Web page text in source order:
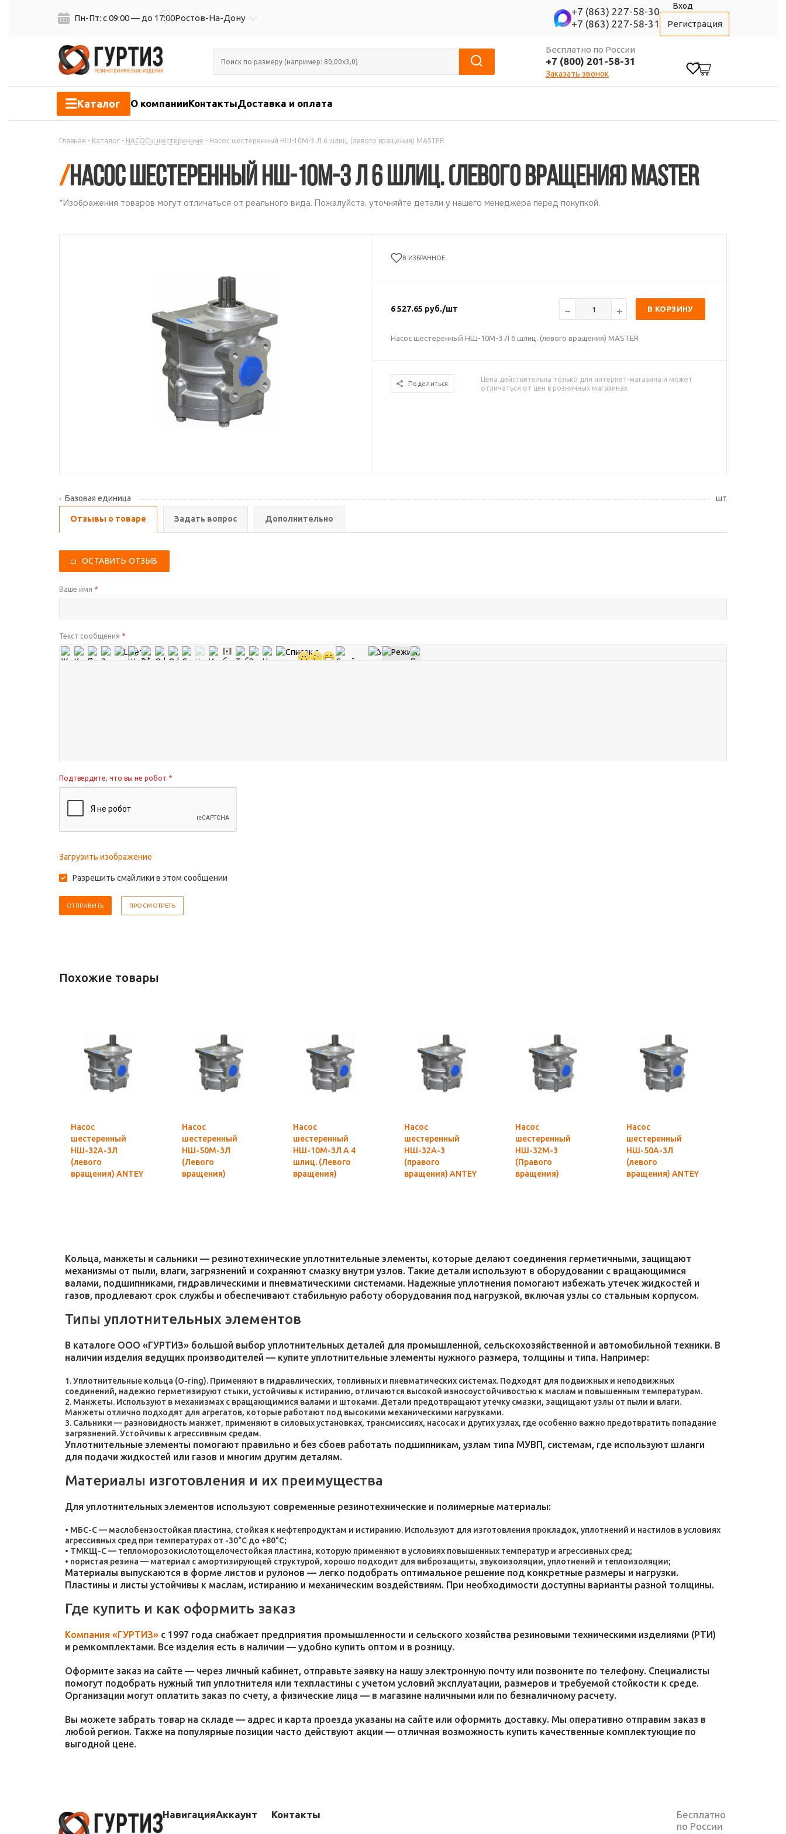
Пн-Пт: с 09:00 — до 17:00Ростов-На-Дону
+7 (863) 227-58-30
+7 (863) 227-58-31
Вход
Регистрация
Бесплатно по России
+7 (800) 201-58-31
Заказать звонок
Каталог О компанииКонтактыДоставка и оплата
Главная - Каталог - НАСОСЫ шестеренные - Насос шестеренный НШ-10М-3 Л 6 шлиц. (левого вращения) MASTER
/Насос шестеренный НШ-10М-3 Л 6 шлиц. (левого вращения) MASTER
*Изображения товаров могут отличаться от реального вида. Пожалуйста, уточняйте детали у нашего менеджера перед покупкой.
В ИЗБРАННОЕ
6 527.65 руб./шт В КОРЗИНУ
Насос шестеренный НШ-10М-3 Л 6 шлиц. (левого вращения) MASTER
Поделиться
Цена действительна только для интернет-магазина и может
отличаться от цен в розничных магазинах
Базовая единица шт
Отзывы о товаре Задать вопрос Дополнительно
ОСТАВИТЬ ОТЗЫВ
Ваше имя *
Текст сообщения *
Подтвердите, что вы не робот *
Загрузить изображение
Разрешить смайлики в этом сообщении
Похожие товары
Насос
шестеренный
НШ-32А-3Л
(левого
вращения) ANTEY
Насос
шестеренный
НШ-50М-3Л
(Левого
вращения)
Насос
шестеренный
НШ-10М-3Л А 4
шлиц. (Левого
вращения)
Насос
шестеренный
НШ-32А-3
(правого
вращения) ANTEY
Насос
шестеренный
НШ-32М-3
(Правого
вращения)
Насос
шестеренный
НШ-50А-3Л
(левого
вращения) ANTEY
Кольца, манжеты и сальники — резинотехнические уплотнительные элементы, которые делают соединения герметичными, защищают
механизмы от пыли, влаги, загрязнений и сохраняют смазку внутри узлов. Такие детали используют в оборудовании с вращающимися
валами, подшипниками, гидравлическими и пневматическими системами. Надежные уплотнения помогают избежать утечек жидкостей и
газов, продлевают срок службы и обеспечивают стабильную работу оборудования под нагрузкой, включая узлы со стальным корпусом.
Типы уплотнительных элементов
В каталоге ООО «ГУРТИЗ» большой выбор уплотнительных деталей для промышленной, сельскохозяйственной и автомобильной техники. В
наличии изделия ведущих производителей — купите уплотнительные элементы нужного размера, толщины и типа. Например:
Уплотнительные кольца (O-ring). Применяют в гидравлических, топливных и пневматических системах. Подходят для подвижных и неподвижных
соединений, надежно герметизируют стыки, устойчивы к истиранию, отличаются высокой износоустойчивостью к маслам и повышенным температурам.
Манжеты. Используют в механизмах с вращающимися валами и штоками. Детали предотвращают утечку смазки, защищают узлы от пыли и влаги.
Манжеты отлично подходят для агрегатов, которые работают под высокими механическими нагрузками.
Сальники — разновидность манжет, применяют в силовых установках, трансмиссиях, насосах и других узлах, где особенно важно предотвратить попадание
загрязнений. Устойчивы к агрессивным средам.
Уплотнительные элементы помогают правильно и без сбоев работать подшипникам, узлам типа МУВП, системам, где используют шланги
для подачи жидкостей или газов и многим другим деталям.
Материалы изготовления и их преимущества
Для уплотнительных элементов используют современные резинотехнические и полимерные материалы:
МБС-С — маслобензостойкая пластина, стойкая к нефтепродуктам и истиранию. Используют для изготовления прокладок, уплотнений и настилов в условиях
агрессивных сред при температурах от -30°C до +80°C;
ТМКЩ-С — тепломорозокислотощелочестойкая пластина, которую применяют в условиях повышенных температур и агрессивных сред;
пористая резина — материал с амортизирующей структурой, хорошо подходит для виброзащиты, звукоизоляции, уплотнений и теплоизоляции;
Материалы выпускаются в форме листов и рулонов — легко подобрать оптимальное решение под конкретные размеры и нагрузки.
Пластины и листы устойчивы к маслам, истиранию и механическим воздействиям. При необходимости доступны варианты разной толщины.
Где купить и как оформить заказ
Компания «ГУРТИЗ» с 1997 года снабжает предприятия промышленности и сельского хозяйства резиновыми техническими изделиями (РТИ)
и ремкомплектами. Все изделия есть в наличии — удобно купить оптом и в розницу.
Оформите заказ на сайте — через личный кабинет, отправьте заявку на нашу электронную почту или позвоните по телефону. Специалисты
помогут подобрать нужный тип уплотнителя или техпластины с учетом условий эксплуатации, размеров и требуемой стойкости к среде.
Организации могут оплатить заказ по счету, а физические лица — в магазине наличными или по безналичному расчету.
Вы можете забрать товар на складе — адрес и карта проезда указаны на сайте или оформить доставку. Мы оперативно отправим заказ в
любой регион. Также на популярные позиции часто действуют акции — отличная возможность купить качественные комплектующие по
выгодной цене.
НавигацияАккаунт Контакты
Бесплатно
по России